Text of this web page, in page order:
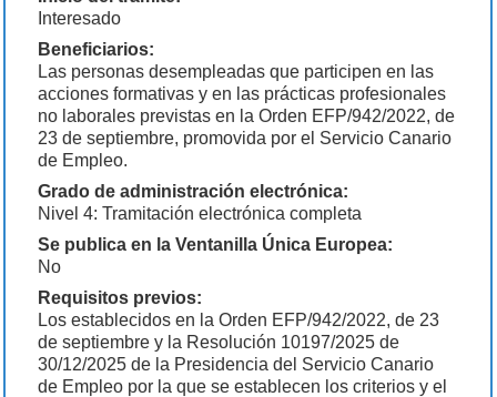
Interesado
Beneficiarios:
Las personas desempleadas que participen en las
acciones formativas y en las prácticas profesionales
no laborales previstas en la Orden EFP/942/2022, de
23 de septiembre, promovida por el Servicio Canario
de Empleo.
Grado de administración electrónica:
Nivel 4: Tramitación electrónica completa
Se publica en la Ventanilla Única Europea:
No
Requisitos previos:
Los establecidos en la Orden EFP/942/2022, de 23
de septiembre y la Resolución 10197/2025 de
30/12/2025 de la Presidencia del Servicio Canario
de Empleo por la que se establecen los criterios y el